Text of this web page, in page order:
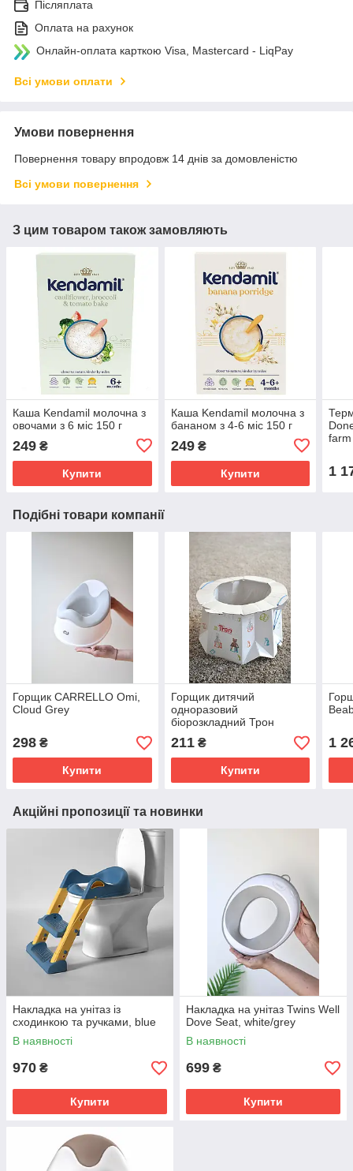
Післяплата
Оплата на рахунок
Онлайн-оплата карткою Visa, Mastercard - LiqPay
Всі умови оплати
Умови повернення
Повернення товару впродовж 14 днів за домовленістю
Всі умови повернення
З цим товаром також замовляють
Каша Kendamil молочна з
овочами з 6 міс 150 г
249 ₴
Купити
Каша Kendamil молочна з
бананом з 4-6 міс 150 г
249₴
Купити 1
Подібні товари компанії
Горщик CARRELLO Omi,
Cloud Grey
298 ₴
Купити
Горщик дитячий
одноразовий
біорозкладний Трон
211₴
Купити
1
Акційні пропозиції та новинки
Накладка на унітаз із
сходинкою та ручками, blue
В наявності
970 ₴
Купити
Накладка на унітаз Twins Well
Dove Seat, white/grey
В наявності
699 ₴
Купити